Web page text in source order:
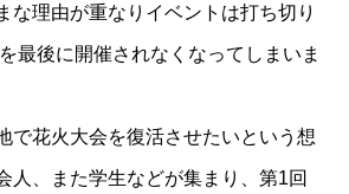
な理由が重なりイベントは打ち切り
最後に開催されなくなってしまいま
で花火大会を復活させたいという想
人、また学生などが集まり、第1回